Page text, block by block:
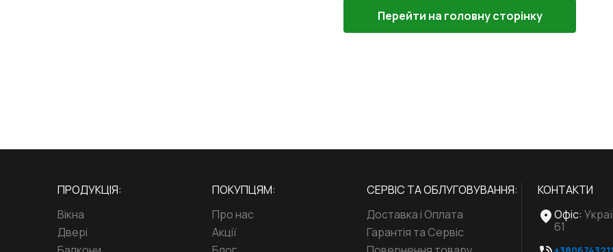
Перейти на головну сторінку
ПРОДУКЦІЯ:
Вікна
Двері
ПОКУПЦЯМ:
Про нас
Акції
СЕРВІС ТА ОБЛУГОВУВАННЯ:
Доставка і Оплата
Гарантія та Сервіс
КОНТАКТИ
Офіс:
61